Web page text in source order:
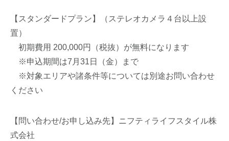
【スタンダードプラン】（ステレオカメラ４台以上設
置）
初期費用 200,000円（税抜）が無料になります
※申込期間は7月31日（金）まで
※対象エリアや諸条件等については別途お問い合わせ
ください
【問い合わせ/お申し込み先】ニフティライフスタイル株
式会社